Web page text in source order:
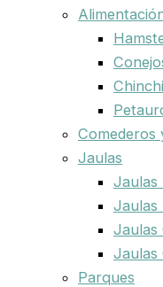
Comederos
Jaulas
Jaulas
Jaulas
Jaulas
Jaulas
Parques